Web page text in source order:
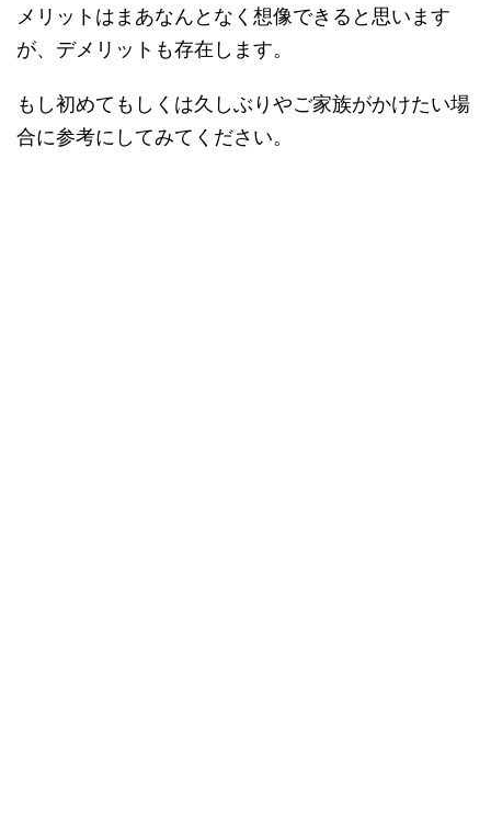
メリットはまあなんとなく想像できると思います
が、デメリットも存在します。
もし初めてもしくは久しぶりやご家族がかけたい場
合に参考にしてみてください。